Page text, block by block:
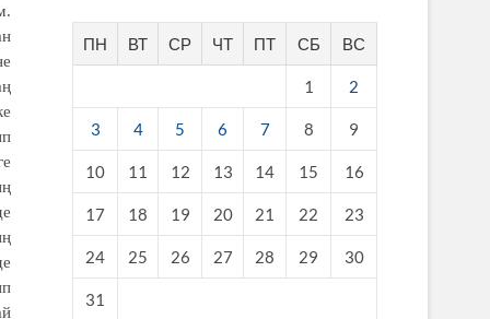
ПН ВТ СР ЧТ ПТ СБ ВС
1 2
3 4 5 6 7 8 9
10 11 12 13 14 15 16
17 18 19 20 21 22 23
24 25 26 27 28 29 30
31